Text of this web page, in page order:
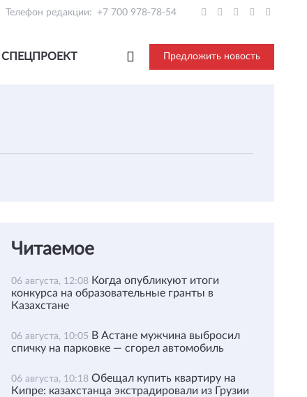
Телефон редакции: +7 700 978-78-54
СПЕЦПРОЕКТ Предложить новость
Читаемое
06 августа, 12:08 Когда опубликуют итоги
конкурса на образовательные гранты в
Казахстане
06 августа, 10:05 В Астане мужчина выбросил
спичку на парковке — сгорел автомобиль
06 августа, 10:18 Обещал купить квартиру на
Кипре: казахстанца экстрадировали из Грузии